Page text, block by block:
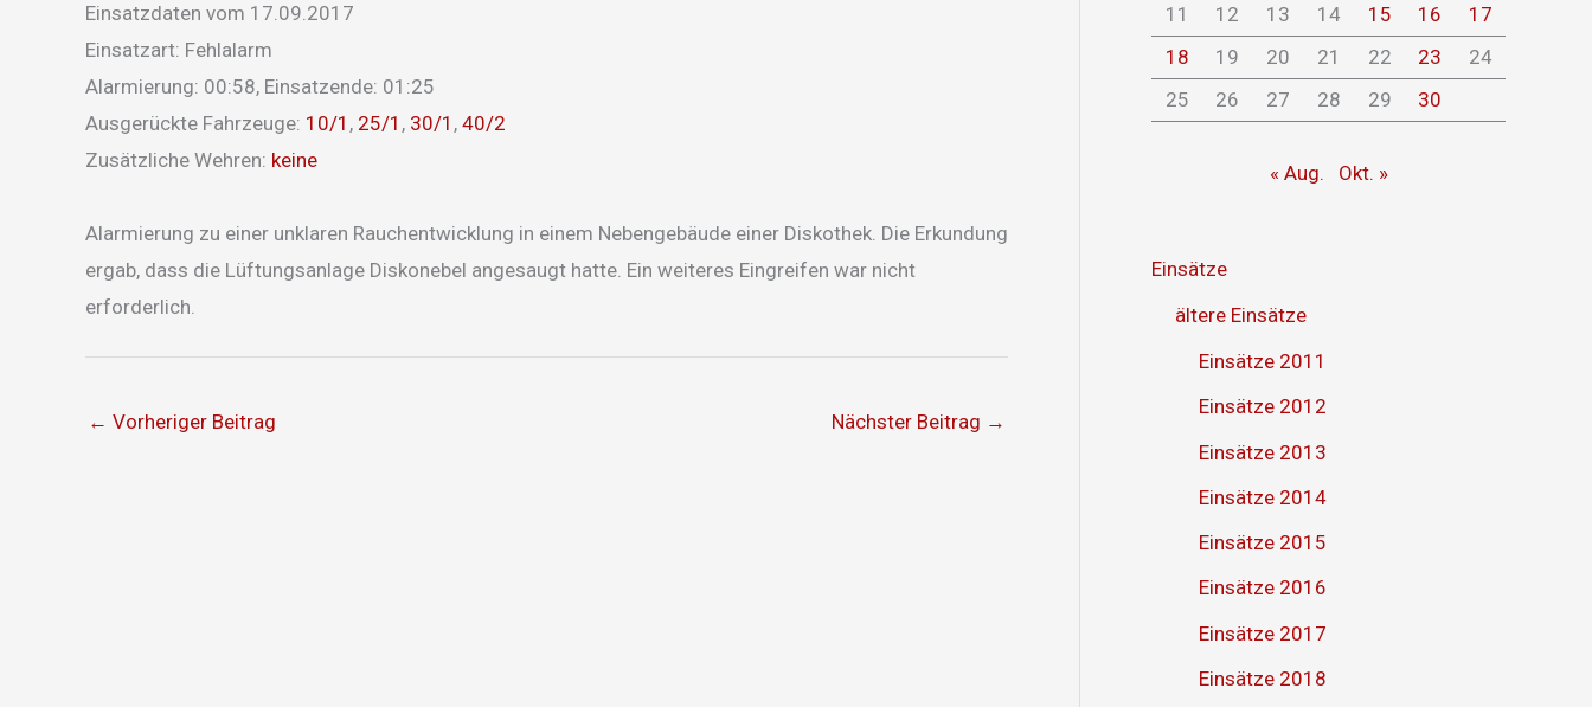
Einsatzdaten vom 17.09.2017
Einsatzart: Fehlalarm
Alarmierung: 00:58, Einsatzende: 01:25
Ausgerückte Fahrzeuge: 10/1 , 25/1 , 30/1 , 40/2
Zusätzliche Wehren: keine
Alarmierung zu einer unklaren Rauchentwicklung in einem Nebengebäude einer Diskothek. Die Erkundung
ergab, dass die Lüftungsanlage Diskonebel angesaugt hatte. Ein weiteres Eingreifen war nicht
erforderlich.
← Vorheriger Beitrag Nächster Beitrag →
11
12 13 14 15 16
17
18
19 20 21 22 23
24
25
26 27 28 29 30
« Aug. Okt. »
Einsätze
ältere Einsätze
Einsätze 2011
Einsätze 2012
Einsätze 2013
Einsätze 2014
Einsätze 2015
Einsätze 2016
Einsätze 2017
Einsätze 2018